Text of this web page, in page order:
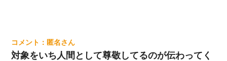
匿名
対象をいち人間として尊敬してるのが伝わってく